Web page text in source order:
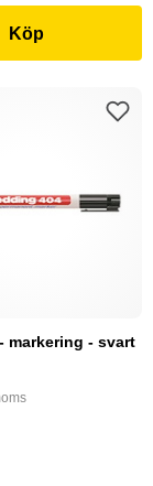
Köp
markering - svart